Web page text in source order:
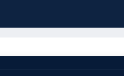
张智敏）6月16日18时58分，